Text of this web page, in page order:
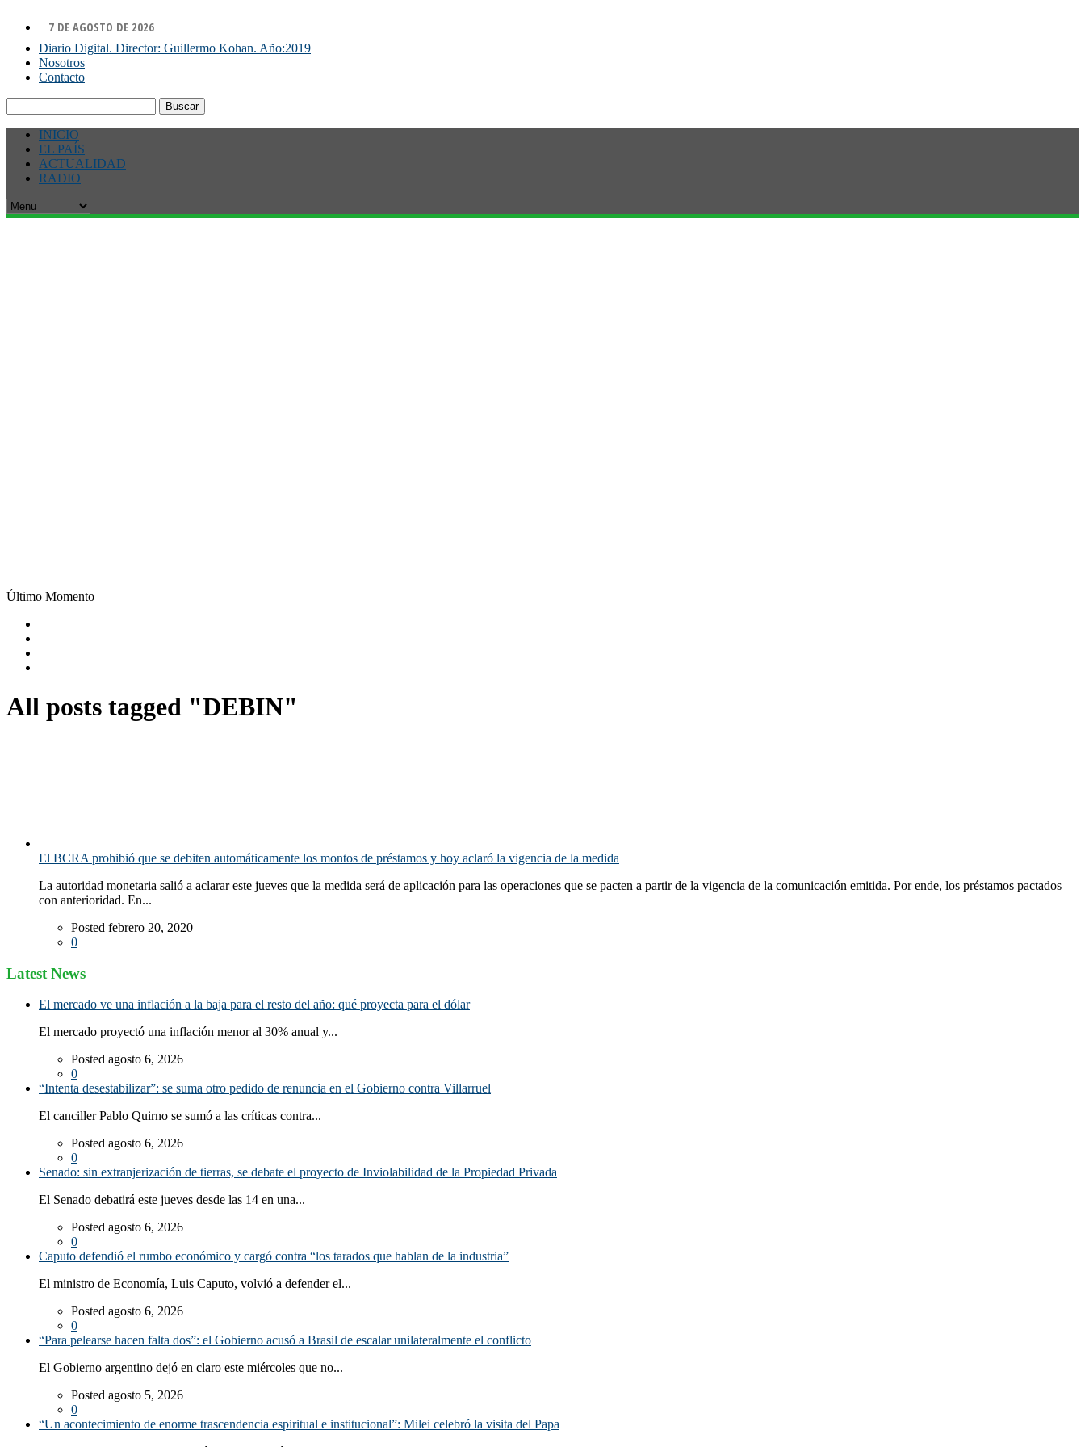
7 DE AGOSTO DE 2026
Diario Digital. Director: Guillermo Kohan. Año:2019
Nosotros
Contacto
INICIO
EL PAÍS
ACTUALIDAD
RADIO
Último Momento
All posts tagged "DEBIN"
El BCRA prohibió que se debiten automáticamente los montos de préstamos y hoy aclaró la vigencia de la medida
La autoridad monetaria salió a aclarar este jueves que la medida será de aplicación para las operaciones que se pacten a partir de la vigencia de la comunicación emitida. Por ende, los préstamos pactados
con anterioridad. En...
Posted febrero 20, 2020
0
Latest News
El mercado ve una inflación a la baja para el resto del año: qué proyecta para el dólar
El mercado proyectó una inflación menor al 30% anual y...
Posted agosto 6, 2026
0
“Intenta desestabilizar”: se suma otro pedido de renuncia en el Gobierno contra Villarruel
El canciller Pablo Quirno se sumó a las críticas contra...
Posted agosto 6, 2026
0
Senado: sin extranjerización de tierras, se debate el proyecto de Inviolabilidad de la Propiedad Privada
El Senado debatirá este jueves desde las 14 en una...
Posted agosto 6, 2026
0
Caputo defendió el rumbo económico y cargó contra “los tarados que hablan de la industria”
El ministro de Economía, Luis Caputo, volvió a defender el...
Posted agosto 6, 2026
0
“Para pelearse hacen falta dos”: el Gobierno acusó a Brasil de escalar unilateralmente el conflicto
El Gobierno argentino dejó en claro este miércoles que no...
Posted agosto 5, 2026
0
“Un acontecimiento de enorme trascendencia espiritual e institucional”: Milei celebró la visita del Papa